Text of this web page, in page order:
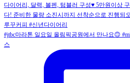
#jtbc마라톤 일요일 올림픽공원에서 만나요🙃
스